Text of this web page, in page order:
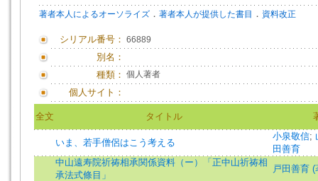
著者本人によるオーソライズ ． 著者本人が提供した書目 ． 資料改正
シリアル番号： 66889
別名：
種類： 個人著者
個人サイト：
全文 タイトル
いま、若手僧侶はこう考える
小泉敬信;
田善育
中山遠寿院祈祷相承関係資料（ー）「正中山祈祷相
承法式條目」
戸田善育 (